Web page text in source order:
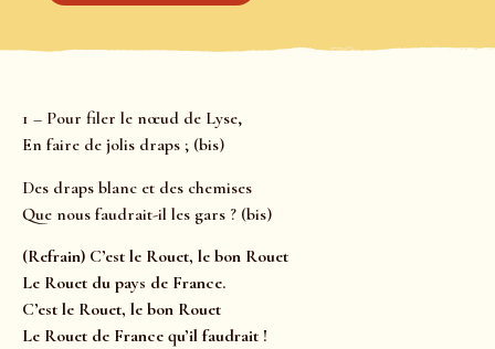
1 – Pour filer le nœud de Lyse,
En faire de jolis draps ; (bis)
Des draps blanc et des chemises
Que nous faudrait-il les gars ? (bis)
(Refrain) C’est le Rouet, le bon Rouet
Le Rouet du pays de France.
C’est le Rouet, le bon Rouet
Le Rouet de France qu’il faudrait !